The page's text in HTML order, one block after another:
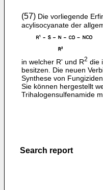
(57) Die vorliegende
acylisocyanate der
in welcher R' und R2 die
besitzen. Die neuen
Synthese von Fungiziden.
Sie können hergestellt
Trihalogensulfenamide
Search report